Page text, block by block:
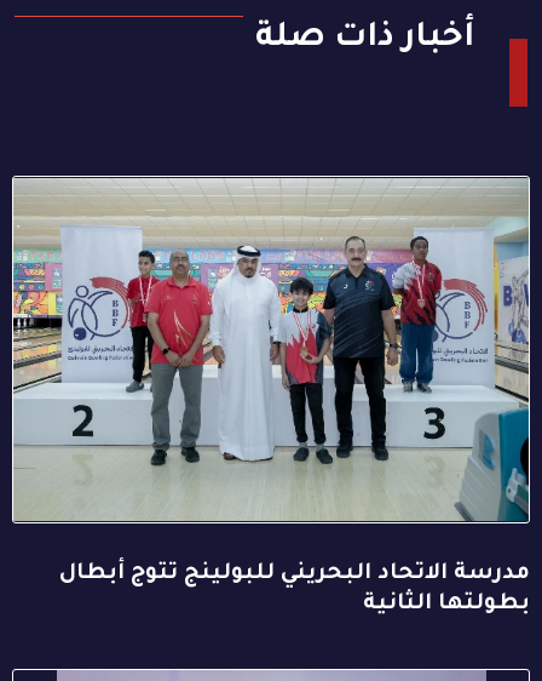
أخبار ذات صلة
مدرسة الاتحاد البحريني للبولينج تتوج أبطال
بطولتها الثانية